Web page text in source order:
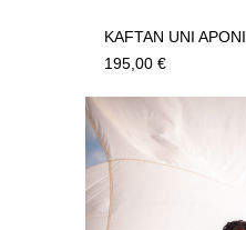
KAFTAN UNI APONI
195,00 €